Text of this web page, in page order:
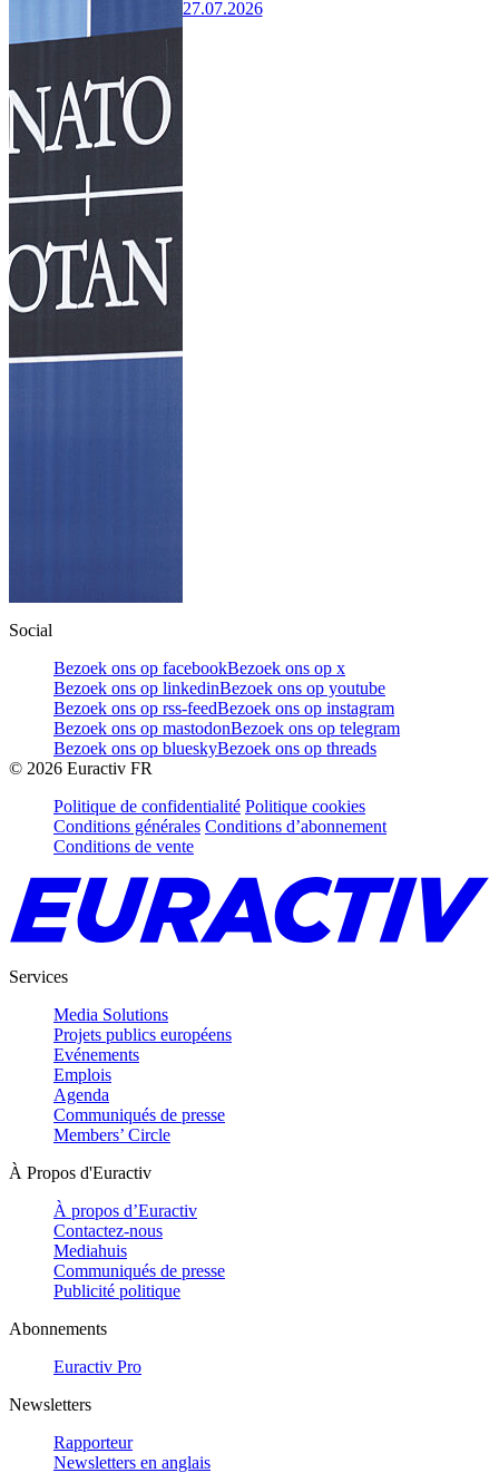
27.07.2026
Social
Bezoek ons op facebookBezoek ons op x
Bezoek ons op linkedinBezoek ons op youtube
Bezoek ons op rss-feedBezoek ons op instagram
Bezoek ons op mastodonBezoek ons op telegram
Bezoek ons op blueskyBezoek ons op threads
© 2026 Euractiv FR
Politique de confidentialité Politique cookies
Conditions générales Conditions d’abonnement
Conditions de vente
Services
Media Solutions
Projets publics européens
Evénements
Emplois
Agenda
Communiqués de presse
Members’ Circle
À Propos d'Euractiv
À propos d’Euractiv
Contactez-nous
Mediahuis
Communiqués de presse
Publicité politique
Abonnements
Euractiv Pro
Newsletters
Rapporteur
Newsletters en anglais